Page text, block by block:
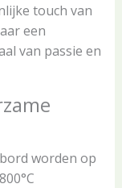
touch van
een
van passie en
worden op